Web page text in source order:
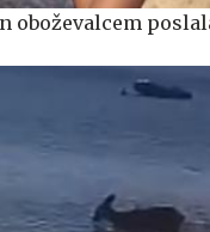
oboževalcem